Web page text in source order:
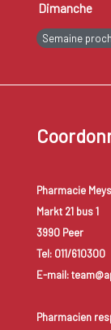
Dimanche
Semaine
Pharmacie
Markt 21 bus 1
3990 Peer
Tel: 011/610300
E-mail:
Pharmacien